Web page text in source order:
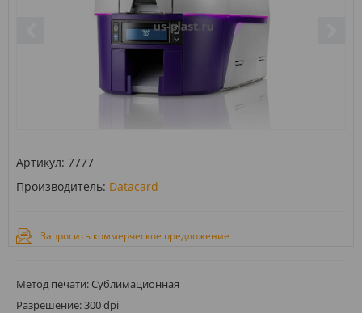
Артикул: 7777
Производитель: Datacard
Запросить коммерческое предложение
Метод печати: Сублимационная
Разрешение: 300 dpi